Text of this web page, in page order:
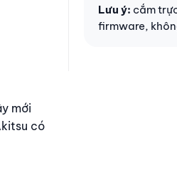
Lưu ý: cắm
firmware,
mới
có